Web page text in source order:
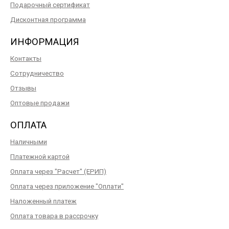
Подарочный сертификат
Дисконтная программа
ИНФОРМАЦИЯ
Контакты
Сотрудничество
Отзывы
Оптовые продажи
ОПЛАТА
Наличными
Платежной картой
Оплата через "Расчет" (ЕРИП)
Оплата через приложение "Оплати"
Наложенный платеж
Оплата товара в рассрочку